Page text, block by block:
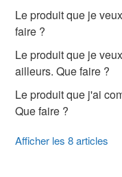
Le produit que je
faire ?
Le produit que je
ailleurs. Que faire ?
Le produit que j'ai
Que faire ?
Afficher les 8 articles